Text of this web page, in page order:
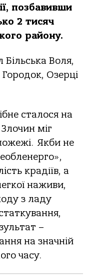
позбавивши
2 тисяч
району.
Воля,
Озерці
сталося на
міг
Якби не
крадіїв, а
наживи,
з ладу
–
на значній
часу.